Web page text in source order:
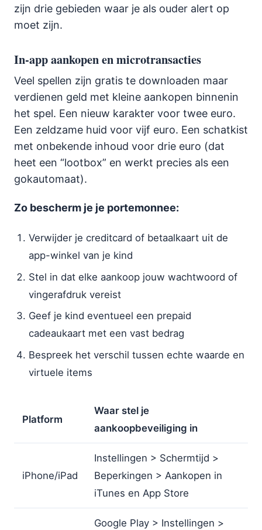
zijn drie gebieden waar je als ouder alert op
moet zijn.
In-app aankopen en microtransacties
Veel spellen zijn gratis te downloaden maar
verdienen geld met kleine aankopen binnenin
het spel. Een nieuw karakter voor twee euro.
Een zeldzame huid voor vijf euro. Een schatkist
met onbekende inhoud voor drie euro (dat
heet een “lootbox” en werkt precies als een
gokautomaat).
Zo bescherm je je portemonnee:
Verwijder je creditcard of betaalkaart uit de
app-winkel van je kind
Stel in dat elke aankoop jouw wachtwoord of
vingerafdruk vereist
Geef je kind eventueel een prepaid
cadeaukaart met een vast bedrag
Bespreek het verschil tussen echte waarde en
virtuele items
Platform
Waar stel je
aankoopbeveiliging in
iPhone/iPad
Instellingen > Schermtijd >
Beperkingen > Aankopen in
iTunes en App Store
Google Play > Instellingen >